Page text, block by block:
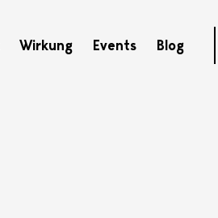
Wirkung Events Blog